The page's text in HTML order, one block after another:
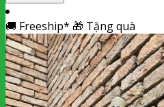
🚚 Freeship* 🎁 Tặng quà